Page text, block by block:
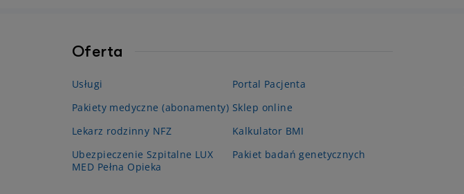
Oferta
Usługi
Pakiety medyczne (abonamenty)
Lekarz rodzinny NFZ
Ubezpieczenie Szpitalne LUX
MED Pełna Opieka
Portal Pacjenta
Sklep online
Kalkulator BMI
Pakiet badań genetycznych